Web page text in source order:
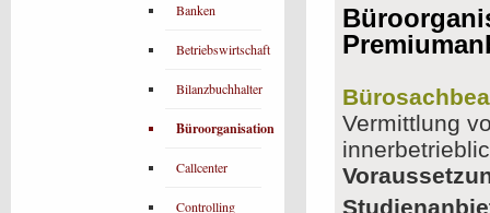
Vermittlung
Banken
Betriebswirtschaft
Bilanzbuchhalter
Büroorganisation
Callcenter
Controlling